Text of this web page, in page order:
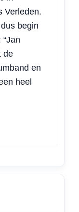
Verleden.
begin
de
en
heel